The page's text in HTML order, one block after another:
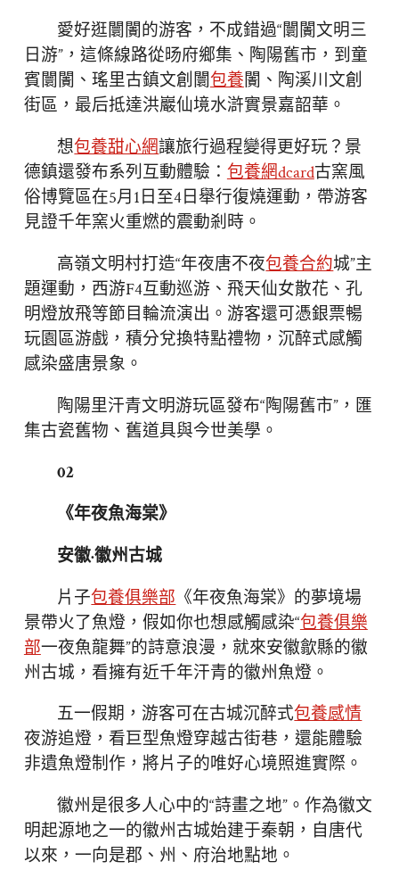
愛好逛闤闠的游客，不成錯過“闤闠文明三
日游”，這條線路從旸府鄉集、陶陽舊市，到童
賓闤闠、瑤里古鎮文創闤包養闠、陶溪川文創
街區，最后抵達洪巖仙境水滸實景嘉韶華。
想包養甜心網讓旅行過程變得更好玩？景
德鎮還發布系列互動體驗：包養網dcard古窯風
俗博覽區在5月1日至4日舉行復燒運動，帶游客
見證千年窯火重燃的震動剎時。
高嶺文明村打造“年夜唐不夜包養合約城”主
題運動，西游F4互動巡游、飛天仙女散花、孔
明燈放飛等節目輪流演出。游客還可憑銀票暢
玩園區游戲，積分兌換特點禮物，沉醉式感觸
感染盛唐景象。
陶陽里汗青文明游玩區發布“陶陽舊市”，匯
集古瓷舊物、舊道具與今世美學。
02
《年夜魚海棠》
安徽·徽州古城
片子包養俱樂部 《年夜魚海棠》的夢境場
景帶火了魚燈，假如你也想感觸感染“包養俱樂
部一夜魚龍舞”的詩意浪漫，就來安徽歙縣的徽
州古城，看擁有近千年汗青的徽州魚燈。
五一假期，游客可在古城沉醉式包養感情
夜游追燈，看巨型魚燈穿越古街巷，還能體驗
非遺魚燈制作，將片子的唯好心境照進實際。
徽州是很多人心中的“詩畫之地”。作為徽文
明起源地之一的徽州古城始建于秦朝，自唐代
以來，一向是郡、州、府治地點地。